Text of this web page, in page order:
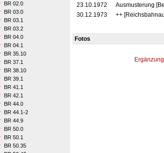
BR 02.0
BR 03.0
BR 03.1
BR 03.2
BR 04.0
BR 04.1
BR 35.10
BR 37.1
BR 38.10
BR 39.1
BR 41.1
BR 42.1
BR 44.0
BR 44.1-2
BR 44.9
BR 50.0
BR 50.1
BR 50.35
23.10.1972
Ausmusterung
30.12.1973
++
Fotos